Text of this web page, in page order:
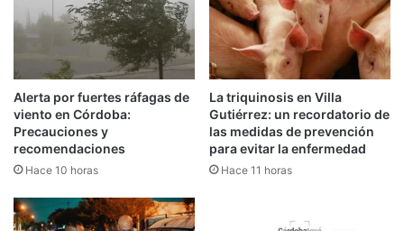
Alerta por fuertes ráfagas de
viento en Córdoba:
Precauciones y
recomendaciones
Hace 10 horas
La triquinosis en Villa
Gutiérrez: un recordatorio de
las medidas de prevención
para evitar la enfermedad
Hace 11 horas